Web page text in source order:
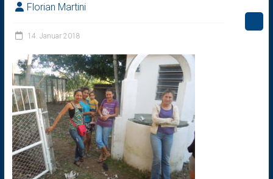
Florian Martini
14. Januar 2018